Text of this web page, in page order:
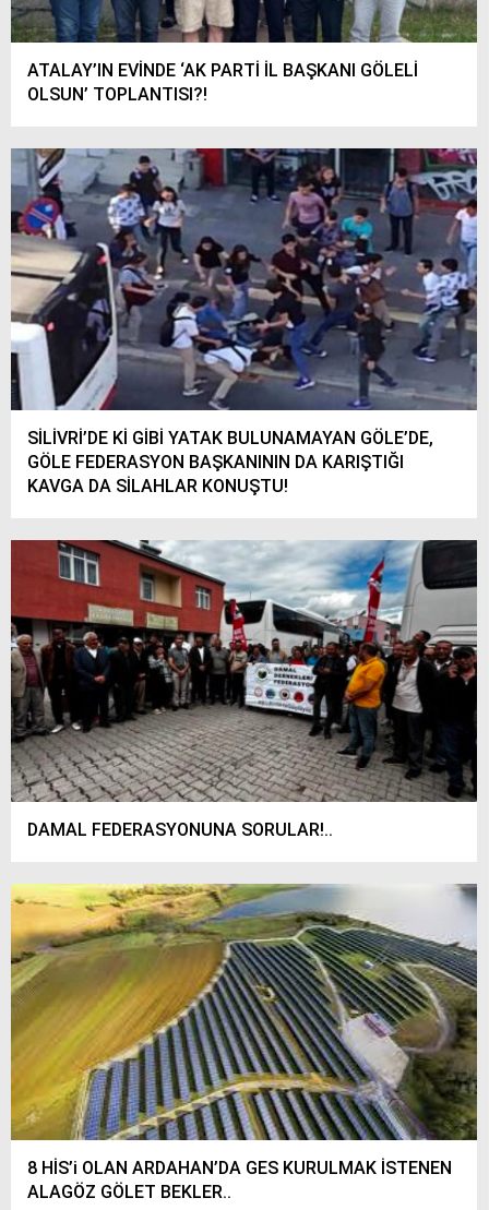
ATALAY’IN EVİNDE ‘AK PARTİ İL BAŞKANI GÖLELİ
OLSUN’ TOPLANTISI?!
SİLİVRİ’DE Kİ GİBİ YATAK BULUNAMAYAN GÖLE’DE,
GÖLE FEDERASYON BAŞKANININ DA KARIŞTIĞI
KAVGA DA SİLAHLAR KONUŞTU!
DAMAL FEDERASYONUNA SORULAR!..
8 HİS’i OLAN ARDAHAN’DA GES KURULMAK İSTENEN
ALAGÖZ GÖLET BEKLER..